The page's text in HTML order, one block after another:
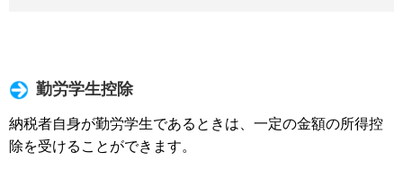
勤労学生控除
納税者自身が勤労学生であるときは、一定の金額の所得控
除を受けることができます。